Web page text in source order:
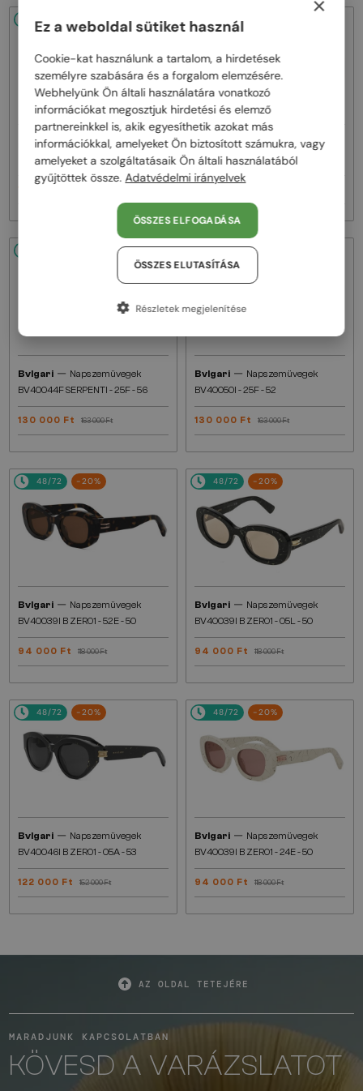
48/72 -22%
Bvlgari—Napszemüvegek
BV40035U - 33T - 58
48/72
Bvlgari—Napszemüvegek
BV40044I SERPENTI - 45A - 53
Bvlgari — Napszemüvegek
BV40044F SERPENTI - 25F - 56
130 000 Ft 163 000 Ft
48/72 -20%
Bvlgari — Napszemüvegek
BV40050I - 25F - 52
130 000 Ft 163 000 Ft
48/72 -20%
Bvlgari — Napszemüvegek
BV40039I B ZERO1 - 52E - 50
94 000 Ft 118 000 Ft
48/72 -20%
Bvlgari — Napszemüvegek
BV40039I B ZERO1 - 05L - 50
94 000 Ft 118 000 Ft
48/72 -20%
Bvlgari — Napszemüvegek
BV40046I B ZERO1 - 05A - 53
122 000 Ft 152 000 Ft
48/72 -20%
Bvlgari — Napszemüvegek
BV40039I B ZERO1 - 24E - 50
94 000 Ft 118 000 Ft
AZ OLDAL TETEJÉRE
MARADJUNK KAPCSOLATBAN
KÖVESD A VARÁZSLATOT
×
Ez a weboldal sütiket használ
Cookie-kat használunk a tartalom, a hirdetések
személyre szabására és a forgalom elemzésére.
Webhelyünk Ön általi használatára vonatkozó
információkat megosztjuk hirdetési és elemző
partnereinkkel is, akik egyesíthetik azokat más
információkkal, amelyeket Ön biztosított számukra, vagy
amelyeket a szolgáltatásaik Ön általi használatából
gyűjtöttek össze. Adatvédelmi irányelvek
ÖSSZES ELFOGADÁSA
ÖSSZES ELUTASÍTÁSA
Részletek megjelenítése